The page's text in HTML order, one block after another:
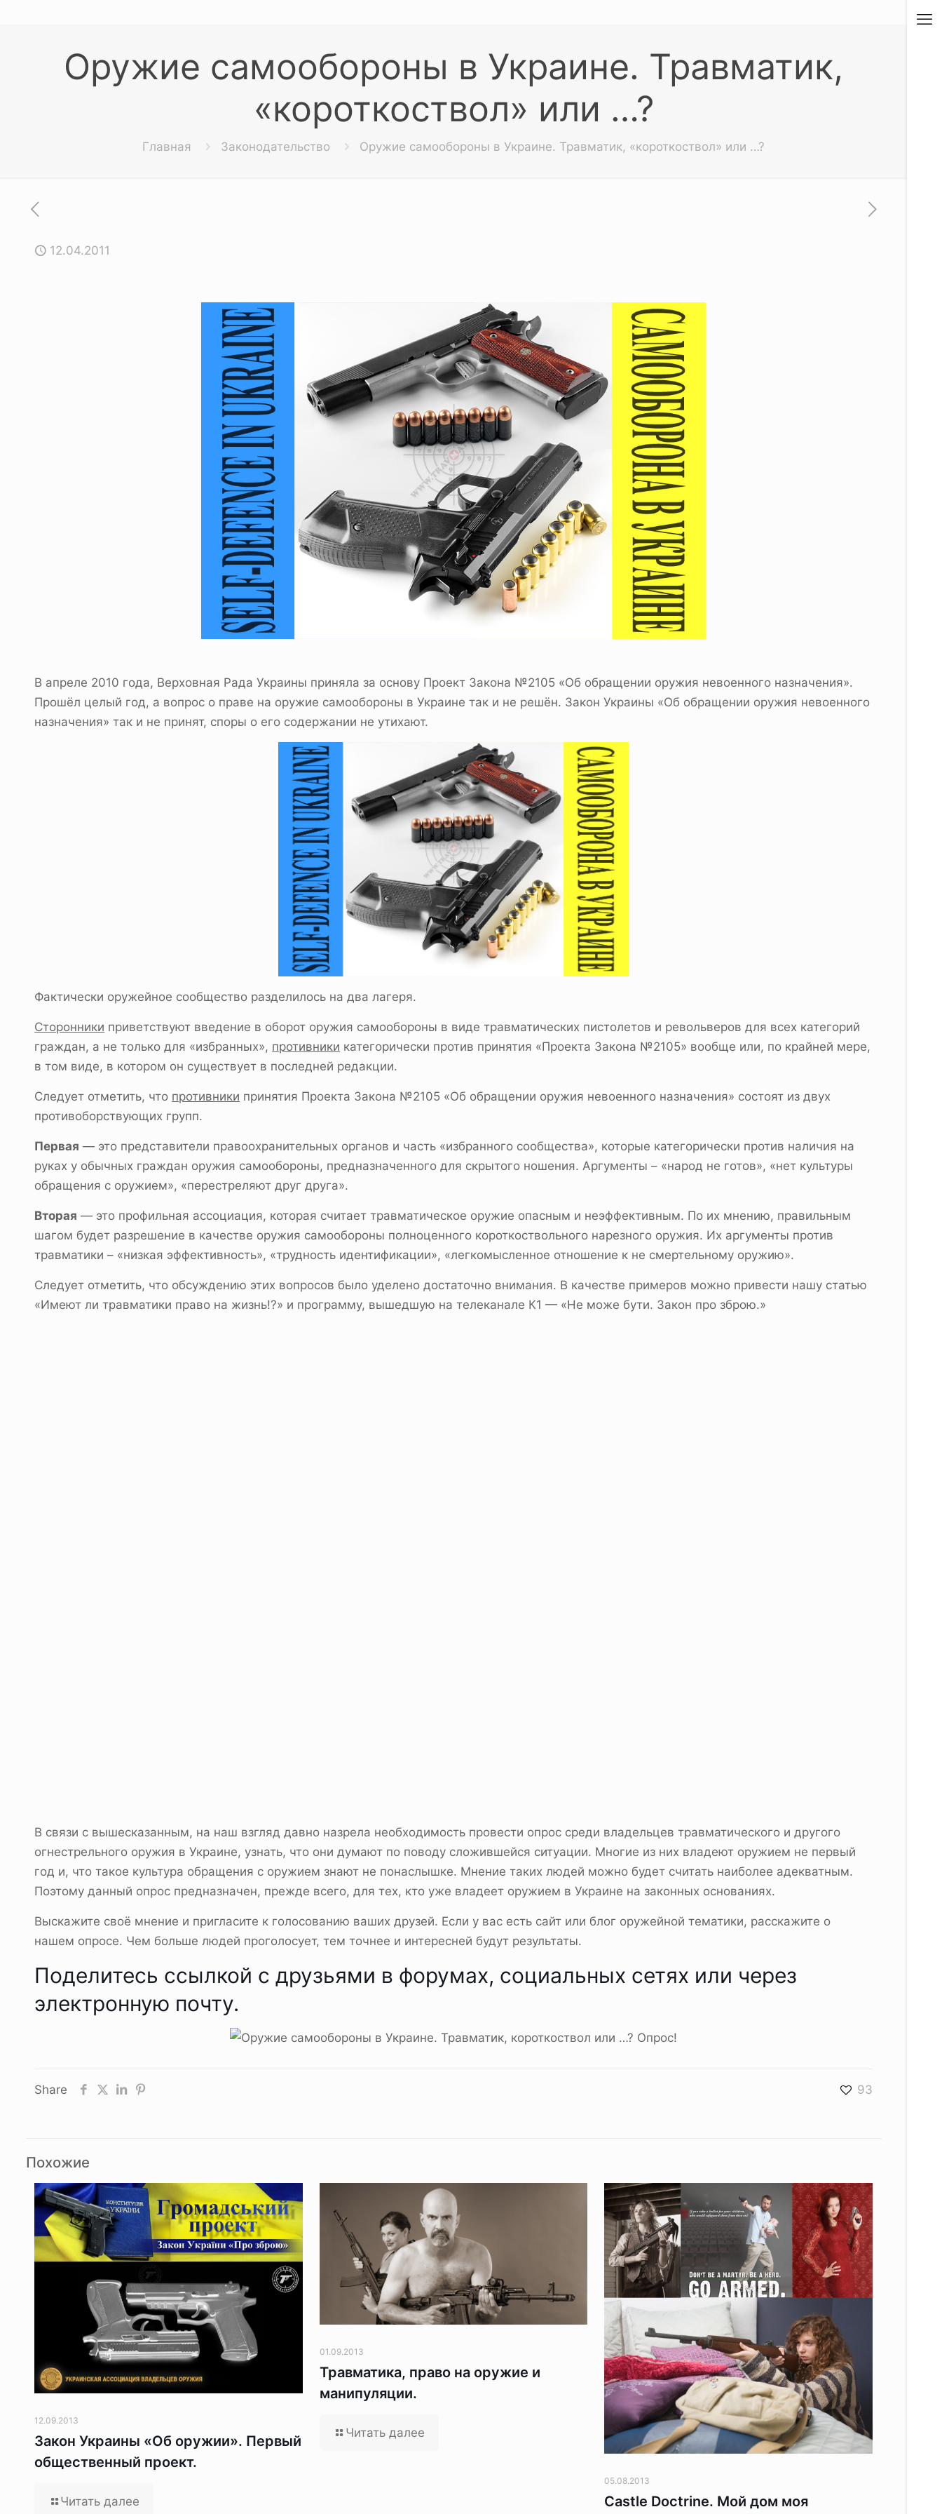
Оружие самообороны в Украине. Травматик,
«короткоствол» или …?
Главная Законодательство Оружие самообороны в Украине. Травматик, «короткоствол» или …?
12.04.2011
В апреле 2010 года, Верховная Рада Украины приняла за основу Проект Закона №2105 «Об обращении оружия невоенного назначения».
Прошёл целый год, а вопрос о праве на оружие самообороны в Украине так и не решён. Закон Украины «Об обращении оружия невоенного
назначения» так и не принят, споры о его содержании не утихают.
Фактически оружейное сообщество разделилось на два лагеря.
Сторонники приветствуют введение в оборот оружия самообороны в виде травматических пистолетов и револьверов для всех категорий
граждан, а не только для «избранных», противники категорически против принятия «Проекта Закона №2105» вообще или, по крайней мере,
в том виде, в котором он существует в последней редакции.
Следует отметить, что противники принятия Проекта Закона №2105 «Об обращении оружия невоенного назначения» состоят из двух
противоборствующих групп.
Первая — это представители правоохранительных органов и часть «избранного сообщества», которые категорически против наличия на
руках у обычных граждан оружия самообороны, предназначенного для скрытого ношения. Аргументы – «народ не готов», «нет культуры
обращения с оружием», «перестреляют друг друга».
Вторая — это профильная ассоциация, которая считает травматическое оружие опасным и неэффективным. По их мнению, правильным
шагом будет разрешение в качестве оружия самообороны полноценного короткоствольного нарезного оружия. Их аргументы против
травматики – «низкая эффективность», «трудность идентификации», «легкомысленное отношение к не смертельному оружию».
Следует отметить, что обсуждению этих вопросов было уделено достаточно внимания. В качестве примеров можно привести нашу статью
«Имеют ли травматики право на жизнь!?» и программу, вышедшую на телеканале К1 — «Не може бути. Закон про зброю.»
В связи с вышесказанным, на наш взгляд давно назрела необходимость провести опрос среди владельцев травматического и другого
огнестрельного оружия в Украине, узнать, что они думают по поводу сложившейся ситуации. Многие из них владеют оружием не первый
год и, что такое культура обращения с оружием знают не понаслышке. Мнение таких людей можно будет считать наиболее адекватным.
Поэтому данный опрос предназначен, прежде всего, для тех, кто уже владеет оружием в Украине на законных основаниях.
Выскажите своё мнение и пригласите к голосованию ваших друзей. Если у вас есть сайт или блог оружейной тематики, расскажите о
нашем опросе. Чем больше людей проголосует, тем точнее и интересней будут результаты.
Поделитесь ссылкой с друзьями в форумах, социальных сетях или через
электронную почту.
Share 93
Похожие
12.09.2013
Закон Украины «Об оружии». Первый
общественный проект.
Читать далее
01.09.2013
Травматика, право на оружие и
манипуляции.
Читать далее
05.08.2013
Castle Doctrine. Мой дом моя